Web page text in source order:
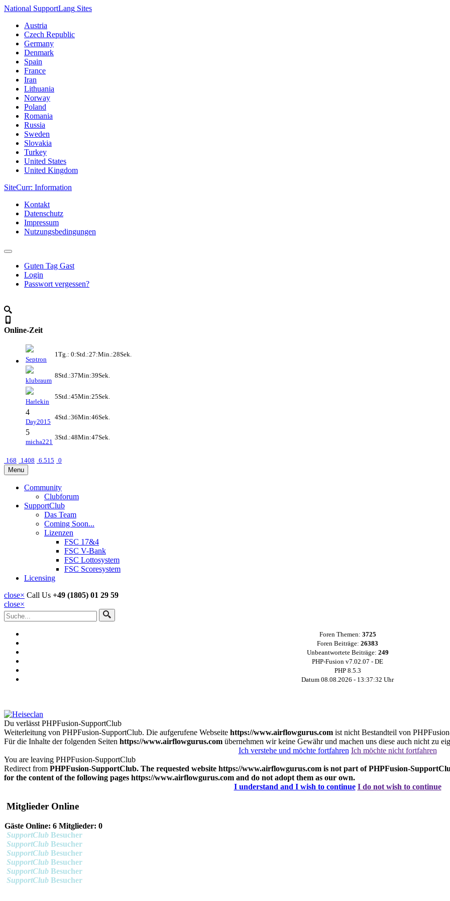
National SupportLang Sites
Austria
Czech Republic
Germany
Denmark
Spain
France
Iran
Lithuania
Norway
Poland
Romania
Russia
Sweden
Slovakia
Turkey
United States
United Kingdom
SiteCurr: Information
Kontakt
Datenschutz
Impressum
Nutzungsbedingungen
Guten Tag Gast
Login
Passwort vergessen?
Online-Zeit
Septron
1Tg.: 0:Std.:27:Min.:28Sek.
klubraum
8Std.:37Min:39Sek.
Harlekin
5Std.:45Min:25Sek.
4
Day2015
4Std.:36Min:46Sek.
5
micha221
3Std.:48Min:47Sek.
168 1408 6.515 0
Menu
Community
Clubforum
SupportClub
Das Team
Coming Soon...
Lizenzen
FSC 17&4
FSC V-Bank
FSC Lottosystem
FSC Scoresystem
Licensing
close× Call Us +49 (1805) 01 29 59
close×
Foren Themen: 3725
Foren Beiträge: 26383
Unbeantwortete Beiträge: 249
PHP-Fusion v7.02.07 - DE
PHP 8.5.3
Datum 08.08.2026 - 13:37:32 Uhr
Du verlässt PHPFusion-SupportClub
Weiterleitung von PHPFusion-SupportClub. Die aufgerufene Webseite https://www.airflowgurus.com ist nicht Bestandteil von
Für die Inhalte der folgenden Seiten https://www.airflowgurus.com übernehmen wir keine Gewähr und machen uns diese auch nicht zu
Ich verstehe und möchte fortfahren Ich möchte nicht fortfahren
You are leaving PHPFusion-SupportClub
Redirect from PHPFusion-SupportClub. The requested website https://www.airflowgurus.com is not part of PHPFusion-
for the content of the following pages https://www.airflowgurus.com and do not adopt them as our own.
I understand and I wish to continue I do not wish to continue
Mitglieder Online
Gäste Online: 6 Mitglieder: 0
SupportClub Besucher
SupportClub Besucher
SupportClub Besucher
SupportClub Besucher
SupportClub Besucher
SupportClub Besucher